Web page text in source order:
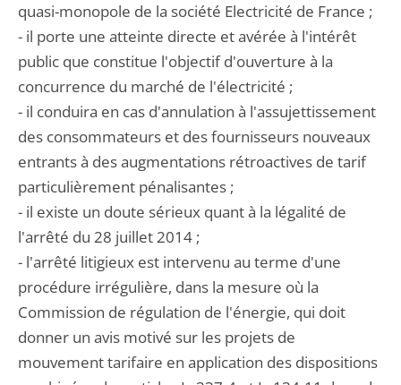
quasi-monopole de la société Electricité de France ;
- il porte une atteinte directe et avérée à l'intérêt
public que constitue l'objectif d'ouverture à la
concurrence du marché de l'électricité ;
- il conduira en cas d'annulation à l'assujettissement
des consommateurs et des fournisseurs nouveaux
entrants à des augmentations rétroactives de tarif
particulièrement pénalisantes ;
- il existe un doute sérieux quant à la légalité de
l'arrêté du 28 juillet 2014 ;
- l'arrêté litigieux est intervenu au terme d'une
procédure irrégulière, dans la mesure où la
Commission de régulation de l'énergie, qui doit
donner un avis motivé sur les projets de
mouvement tarifaire en application des dispositions